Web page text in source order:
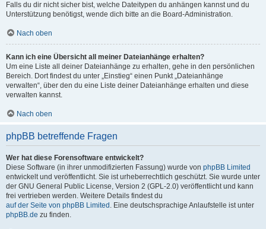
Falls du dir nicht sicher bist, welche Dateitypen du anhängen kannst und du
Unterstützung benötigst, wende dich bitte an die Board-Administration.
Nach oben
Kann ich eine Übersicht all meiner Dateianhänge erhalten?
Um eine Liste all deiner Dateianhänge zu erhalten, gehe in den persönlichen
Bereich. Dort findest du unter „Einstieg“ einen Punkt „Dateianhänge
verwalten“, über den du eine Liste deiner Dateianhänge erhalten und diese
verwalten kannst.
Nach oben
phpBB betreffende Fragen
Wer hat diese Forensoftware entwickelt?
Diese Software (in ihrer unmodifizierten Fassung) wurde von phpBB Limited
entwickelt und veröffentlicht. Sie ist urheberrechtlich geschützt. Sie wurde unter
der GNU General Public License, Version 2 (GPL-2.0) veröffentlicht und kann
frei vertrieben werden. Weitere Details findest du
auf der Seite von phpBB Limited . Eine deutschsprachige Anlaufstelle ist unter
phpBB.de zu finden.